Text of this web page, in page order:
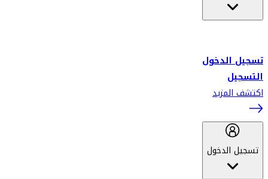
تسجيل الدخول
التسجيل
اكتشف المزيد
تسجيل الدخول